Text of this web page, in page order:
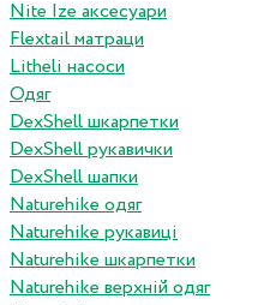
Nite Ize аксесуари
Flextail матраци
Litheli насоси
Одяг
DexShell шкарпетки
DexShell рукавички
DexShell шапки
Naturehike одяг
Naturehike рукавиці
Naturehike шкарпетки
Naturehike верхній одяг